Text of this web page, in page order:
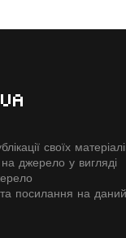
своїх
джерело у вигляді
посилання на даний